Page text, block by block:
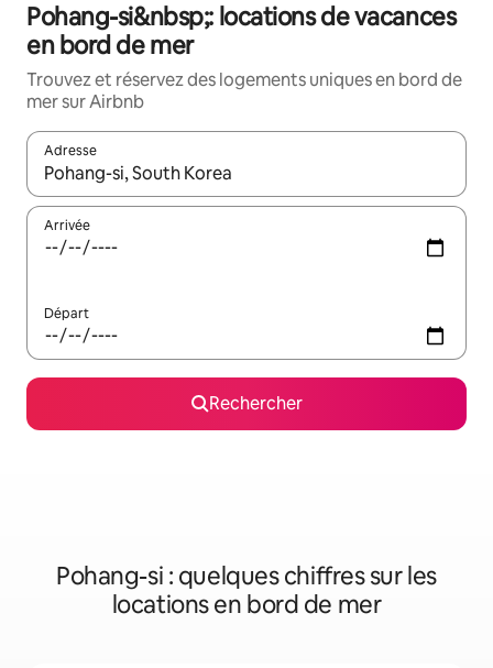
Pohang-si&nbsp;: locations de vacances
en bord de mer
Trouvez et réservez des logements uniques en bord de
mer sur Airbnb
Adresse
Lorsque les résultats s'affichent, utilisez les flèches vers le
Arrivée
Départ
Rechercher
Pohang-si : quelques chiffres sur les
locations en bord de mer